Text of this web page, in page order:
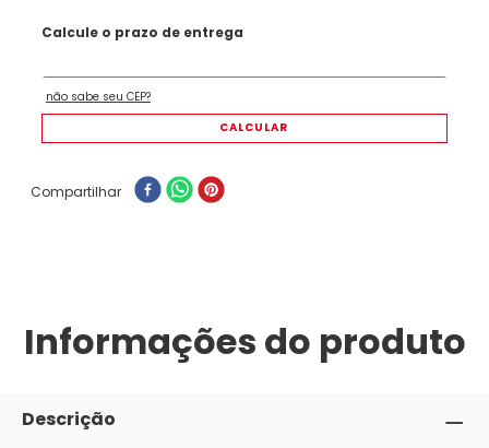
Compartilhar
Informações do produto
Descrição